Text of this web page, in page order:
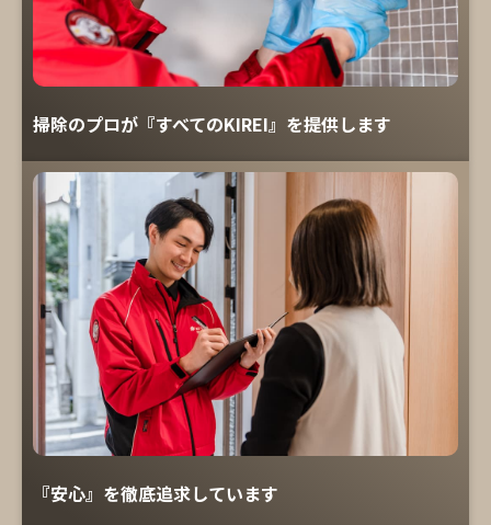
掃除のプロが『すべてのKIREI』を提供します
『安心』を徹底追求しています